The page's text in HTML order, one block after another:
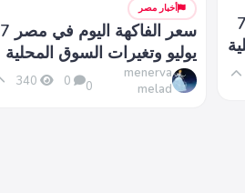
أخبار مصر
سعر الفاكهة اليوم في مصر 7
يوليو وتغيرات السوق المحلية
menerva
melad
0
سعر السمك اليوم في مصر 7